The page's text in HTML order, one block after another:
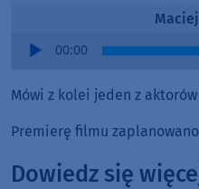
Audio
00:00
Mówi z kolei jeden z
Premierę filmu zaplanowano
Dowiedz się